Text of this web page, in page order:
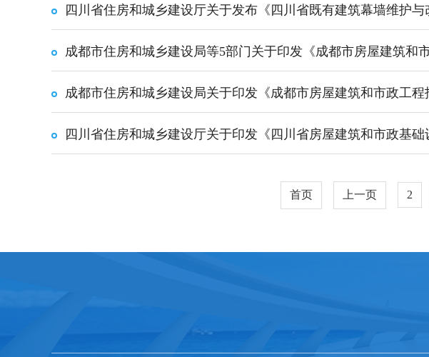
成都市住房和城乡建设局关于印发《成都市房屋建筑和市政工
首页 上一页 2